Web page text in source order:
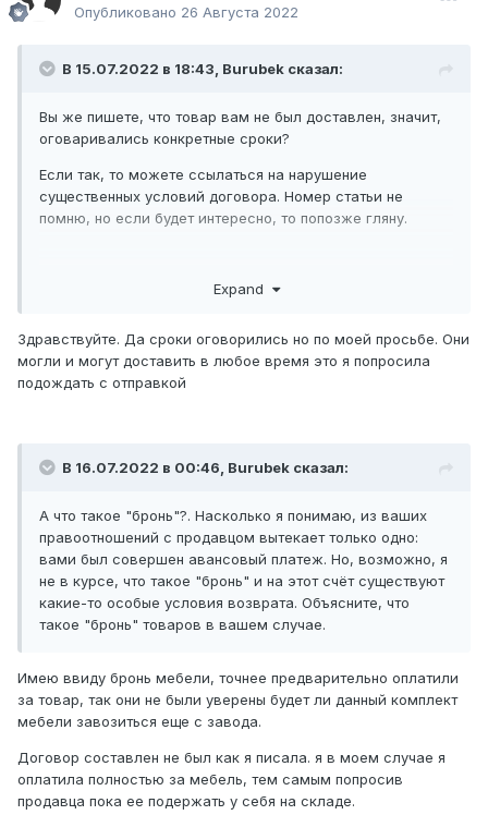
Опубликовано 26 Августа 2022
В 15.07.2022 в 18:43, Burubek сказал:
Вы же пишете, что товар вам не был доставлен, значит,
оговаривались конкретные сроки?
Если так, то можете ссылаться на нарушение
существенных условий договора. Номер статьи не
помню, но если будет интересно, то попозже гляну.
Expand
Здравствуйте. Да сроки оговорились но по моей просьбе. Они
могли и могут доставить в любое время это я попросила
подождать с отправкой
В 16.07.2022 в 00:46, Burubek сказал:
А что такое "бронь"?. Насколько я понимаю, из ваших
правоотношений с продавцом вытекает только одно:
вами был совершен авансовый платеж. Но, возможно, я
не в курсе, что такое "бронь" и на этот счёт существуют
какие-то особые условия возврата. Объясните, что
такое "бронь" товаров в вашем случае.
Имею ввиду бронь мебели, точнее предварительно оплатили
за товар, так они не были уверены будет ли данный комплект
мебели завозиться еще с завода.
Договор составлен не был как я писала. я в моем случае я
оплатила полностью за мебель, тем самым попросив
продавца пока ее подержать у себя на складе.